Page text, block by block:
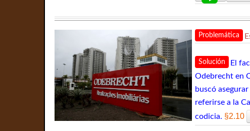
Problemática
Solución
El
Odebrecht en
buscó
referirse a la
codicia. §2.10